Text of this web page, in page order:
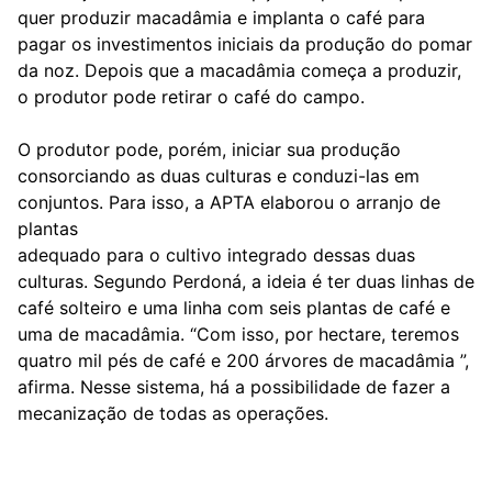
quer produzir macadâmia e implanta o café para
pagar os investimentos iniciais da produção do pomar
da noz. Depois que a macadâmia começa a produzir,
o produtor pode retirar o café do campo.
O produtor pode, porém, iniciar sua produção
consorciando as duas culturas e conduzi-las em
conjuntos. Para isso, a APTA elaborou o arranjo de
plantas
adequado para o cultivo integrado dessas duas
culturas. Segundo Perdoná, a ideia é ter duas linhas de
café solteiro e uma linha com seis plantas de café e
uma de macadâmia. “Com isso, por hectare, teremos
quatro mil pés de café e 200 árvores de macadâmia ”,
afirma. Nesse sistema, há a possibilidade de fazer a
mecanização de todas as operações.